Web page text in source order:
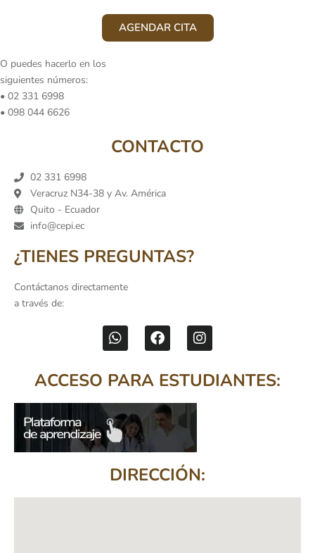
AGENDAR CITA
O puedes hacerlo en los
siguientes números:
• 02 331 6998
• 098 044 6626
CONTACTO
02 331 6998
Veracruz N34-38 y Av. América
Quito - Ecuador
info@cepi.ec
¿TIENES PREGUNTAS?
Contáctanos directamente
a través de:
ACCESO PARA ESTUDIANTES:
DIRECCIÓN: